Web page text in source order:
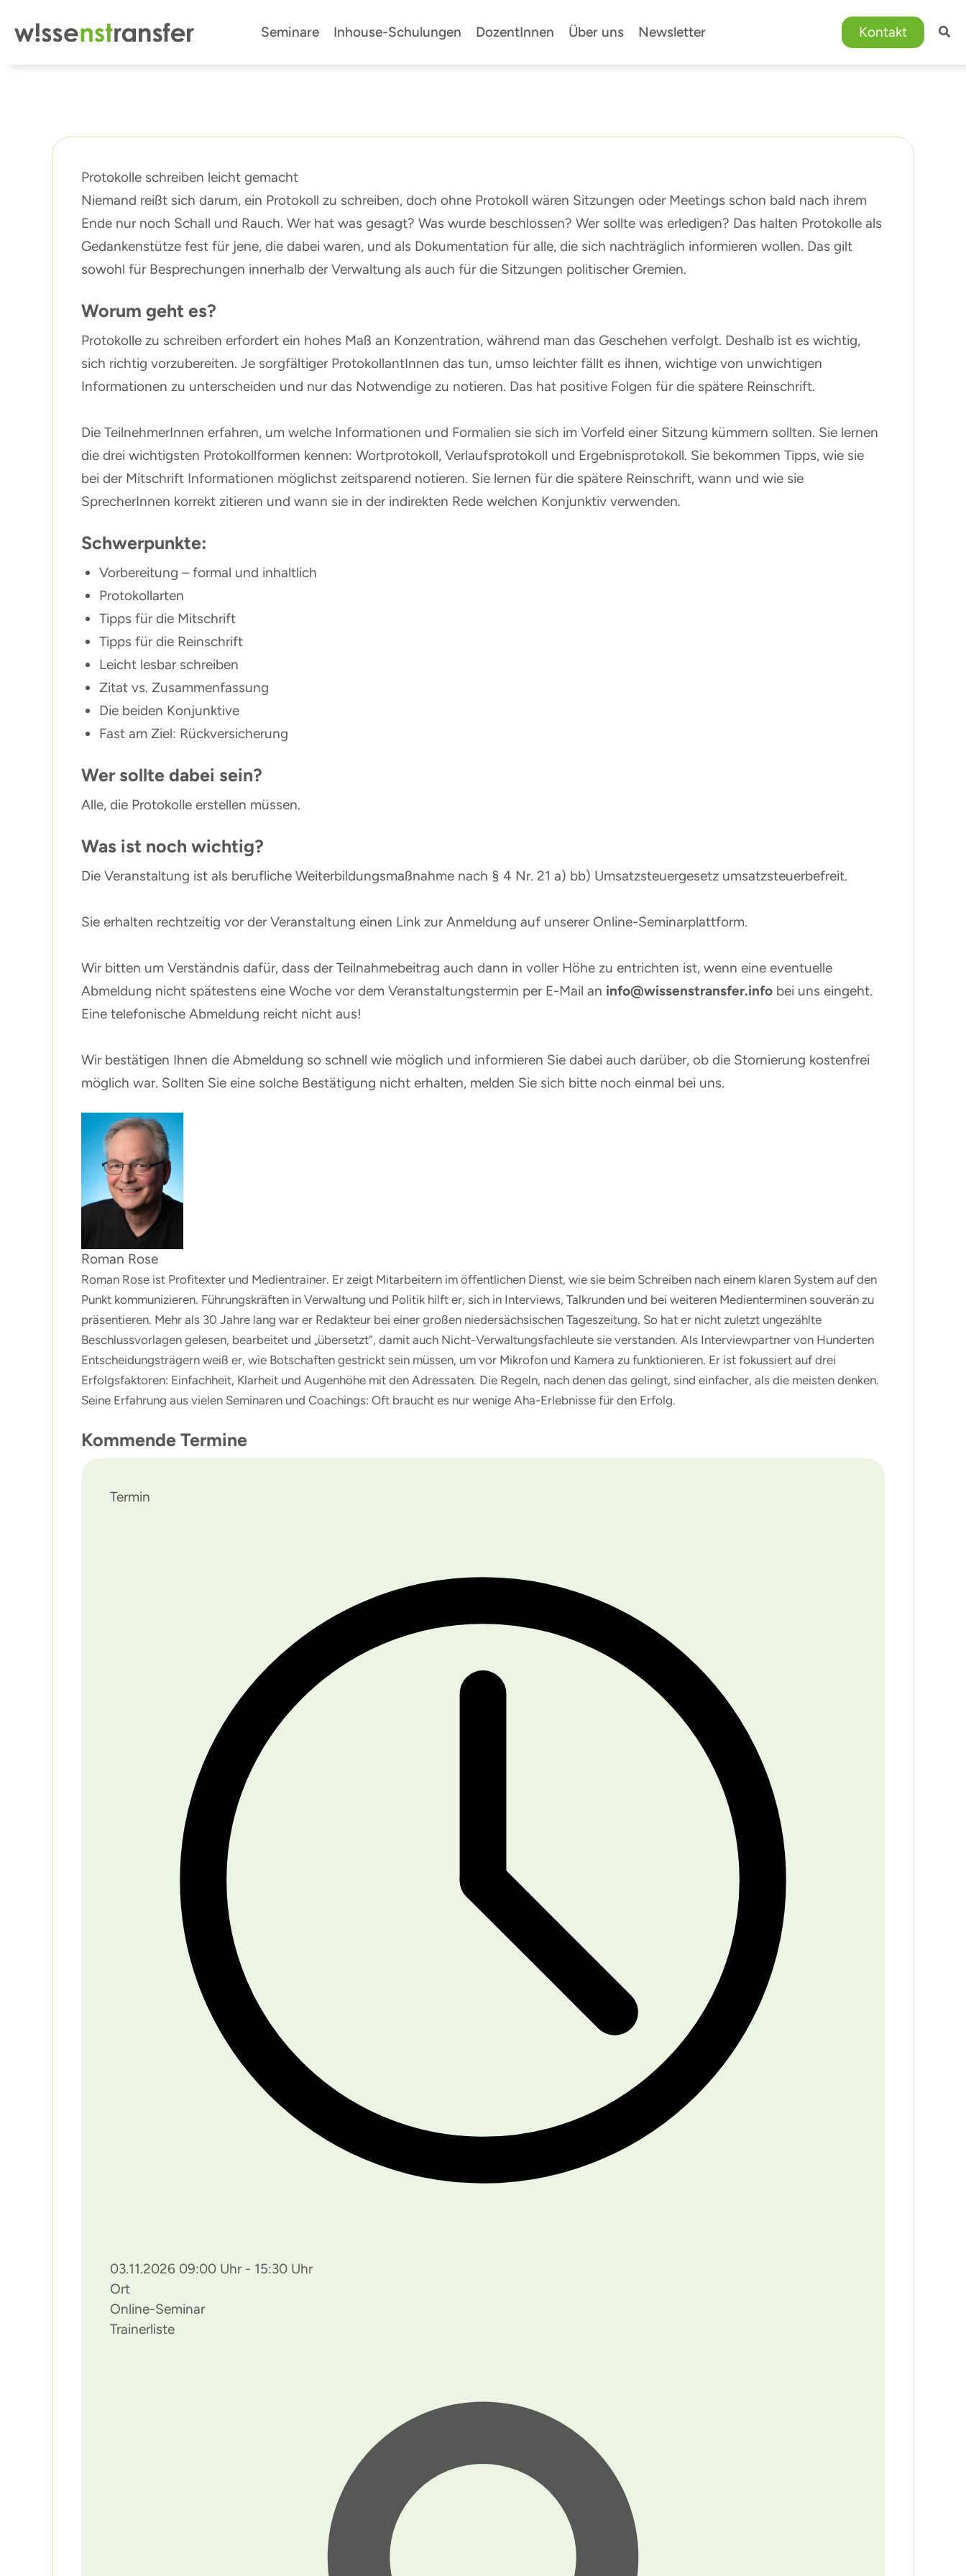
Inhalt
Seminare Inhouse-Schulungen DozentInnen Über uns Newsletter Kontakt
Protokolle schreiben leicht gemacht
Niemand reißt sich darum, ein Protokoll zu schreiben, doch ohne Protokoll wären Sitzungen oder Meetings schon bald nach ihrem
Ende nur noch Schall und Rauch. Wer hat was gesagt? Was wurde beschlossen? Wer sollte was erledigen? Das halten Protokolle als
Gedankenstütze fest für jene, die dabei waren, und als Dokumentation für alle, die sich nachträglich informieren wollen. Das gilt
sowohl für Besprechungen innerhalb der Verwaltung als auch für die Sitzungen politischer Gremien.
Worum geht es?
Protokolle zu schreiben erfordert ein hohes Maß an Konzentration, während man das Geschehen verfolgt. Deshalb ist es wichtig,
sich richtig vorzubereiten. Je sorgfältiger ProtokollantInnen das tun, umso leichter fällt es ihnen, wichtige von unwichtigen
Informationen zu unterscheiden und nur das Notwendige zu notieren. Das hat positive Folgen für die spätere Reinschrift.
Die TeilnehmerInnen erfahren, um welche Informationen und Formalien sie sich im Vorfeld einer Sitzung kümmern sollten. Sie lernen
die drei wichtigsten Protokollformen kennen: Wortprotokoll, Verlaufsprotokoll und Ergebnisprotokoll. Sie bekommen Tipps, wie sie
bei der Mitschrift Informationen möglichst zeitsparend notieren. Sie lernen für die spätere Reinschrift, wann und wie sie
SprecherInnen korrekt zitieren und wann sie in der indirekten Rede welchen Konjunktiv verwenden.
Schwerpunkte:
Vorbereitung – formal und inhaltlich
Protokollarten
Tipps für die Mitschrift
Tipps für die Reinschrift
Leicht lesbar schreiben
Zitat vs. Zusammenfassung
Die beiden Konjunktive
Fast am Ziel: Rückversicherung
Wer sollte dabei sein?
Alle, die Protokolle erstellen müssen.
Was ist noch wichtig?
Die Veranstaltung ist als berufliche Weiterbildungsmaßnahme nach § 4 Nr. 21 a) bb) Umsatzsteuergesetz umsatzsteuerbefreit.
Sie erhalten rechtzeitig vor der Veranstaltung einen Link zur Anmeldung auf unserer Online-Seminarplattform.
Wir bitten um Verständnis dafür, dass der Teilnahmebeitrag auch dann in voller Höhe zu entrichten ist, wenn eine eventuelle
Abmeldung nicht spätestens eine Woche vor dem Veranstaltungstermin per E-Mail an info@wissenstransfer.info bei uns eingeht.
Eine telefonische Abmeldung reicht nicht aus!
Wir bestätigen Ihnen die Abmeldung so schnell wie möglich und informieren Sie dabei auch darüber, ob die Stornierung kostenfrei
möglich war. Sollten Sie eine solche Bestätigung nicht erhalten, melden Sie sich bitte noch einmal bei uns.
Roman Rose
Roman Rose ist Profitexter und Medientrainer. Er zeigt Mitarbeitern im öffentlichen Dienst, wie sie beim Schreiben nach einem klaren System auf den
Punkt kommunizieren. Führungskräften in Verwaltung und Politik hilft er, sich in Interviews, Talkrunden und bei weiteren Medienterminen souverän zu
präsentieren. Mehr als 30 Jahre lang war er Redakteur bei einer großen niedersächsischen Tageszeitung. So hat er nicht zuletzt ungezählte
Beschlussvorlagen gelesen, bearbeitet und „übersetzt“, damit auch Nicht-Verwaltungsfachleute sie verstanden. Als Interviewpartner von Hunderten
Entscheidungsträgern weiß er, wie Botschaften gestrickt sein müssen, um vor Mikrofon und Kamera zu funktionieren. Er ist fokussiert auf drei
Erfolgsfaktoren: Einfachheit, Klarheit und Augenhöhe mit den Adressaten. Die Regeln, nach denen das gelingt, sind einfacher, als die meisten denken.
Seine Erfahrung aus vielen Seminaren und Coachings: Oft braucht es nur wenige Aha-Erlebnisse für den Erfolg.
Kommende Termine
Termin
03.11.2026 09:00 Uhr - 15:30 Uhr
Ort
Online-Seminar
Trainerliste